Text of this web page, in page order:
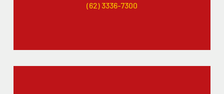
(62) 3336-7300